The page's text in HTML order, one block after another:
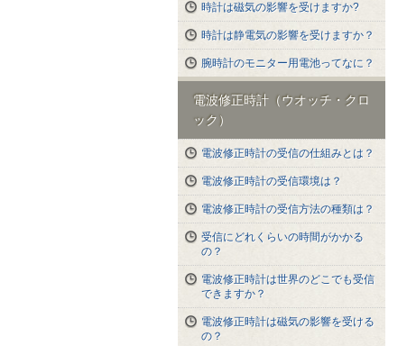
時計は磁気の影響を受けますか?
時計は静電気の影響を受けますか？
腕時計のモニター用電池ってなに？
電波修正時計（ウオッチ・クロ
ック）
電波修正時計の受信の仕組みとは？
電波修正時計の受信環境は？
電波修正時計の受信方法の種類は？
受信にどれくらいの時間がかかる
の？
電波修正時計は世界のどこでも受信
できますか？
電波修正時計は磁気の影響を受ける
の？